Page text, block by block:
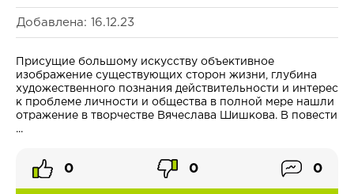
Добавлена: 16.12.23
Присущие большому искусству объективное
изображение существующих сторон жизни, глубина
художественного познания действительности и интерес
к проблеме личности и общества в полной мере нашли
отражение в творчестве Вячеслава Шишкова. В повести
...
0 0 0